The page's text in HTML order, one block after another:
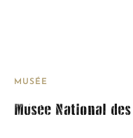
MUSÉE
Musée National